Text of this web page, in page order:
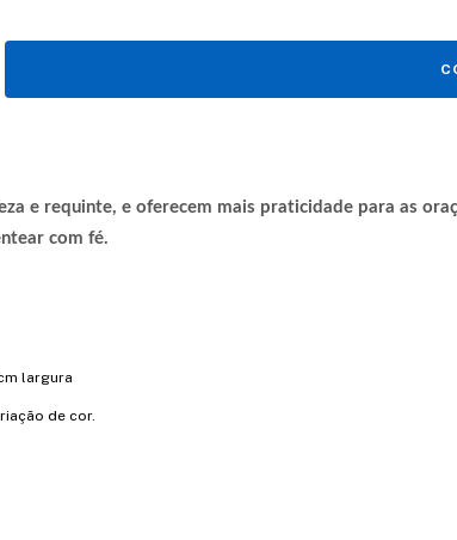
e requinte, e oferecem mais praticidade para as
com fé.
largura
de cor.